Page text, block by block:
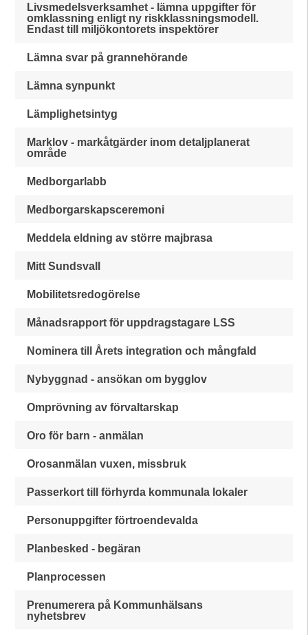
Livsmedelsverksamhet - lämna uppgifter för
omklassning enligt ny riskklassningsmodell.
Endast till miljökontorets inspektörer
Lämna svar på grannehörande
Lämna synpunkt
Lämplighetsintyg
Marklov - markåtgärder inom detaljplanerat
område
Medborgarlabb
Medborgarskapsceremoni
Meddela eldning av större majbrasa
Mitt Sundsvall
Mobilitetsredogörelse
Månadsrapport för uppdragstagare LSS
Nominera till Årets integration och mångfald
Nybyggnad - ansökan om bygglov
Omprövning av förvaltarskap
Oro för barn - anmälan
Orosanmälan vuxen, missbruk
Passerkort till förhyrda kommunala lokaler
Personuppgifter förtroendevalda
Planbesked - begäran
Planprocessen
Prenumerera på Kommunhälsans
nyhetsbrev